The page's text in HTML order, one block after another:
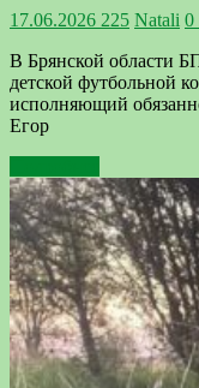
17.06.2026 225 Natali 0
В Брянской области
детской футбольной
исполняющий
Егор